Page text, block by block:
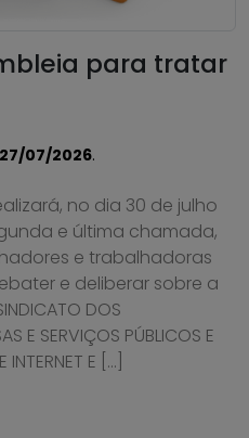
para tratar
27/07/2026.
no dia 30 de julho
e última chamada,
e trabalhadoras
e deliberar sobre a
DOS
E SERVIÇOS PÚBLICOS E
E […]